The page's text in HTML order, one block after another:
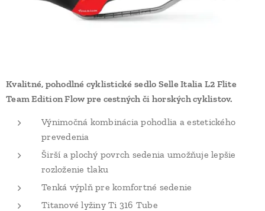
Kvalitné, pohodlné cyklistické sedlo Selle Italia L2 Flite
Team Edition Flow pre cestných či horských cyklistov.
Výnimočná kombinácia pohodlia a estetického
prevedenia
Širší a plochý povrch sedenia umožňuje lepšie
rozloženie tlaku
Tenká výplň pre komfortné sedenie
Titanové lyžiny Ti 316 Tube